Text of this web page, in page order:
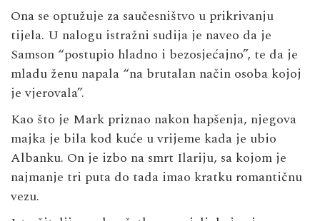
Ona se optužuje za saučesništvo u prikrivanju
tijela. U nalogu istražni sudija je naveo da je
Samson “postupio hladno i bezosjećajno”, te da je
mladu ženu napala “na brutalan način osoba kojoj
je vjerovala”.
Kao što je Mark priznao nakon hapšenja, njegova
majka je bila kod kuće u vrijeme kada je ubio
Albanku. On je izbo na smrt Ilariju, sa kojom je
najmanje tri puta do tada imao kratku romantičnu
vezu.